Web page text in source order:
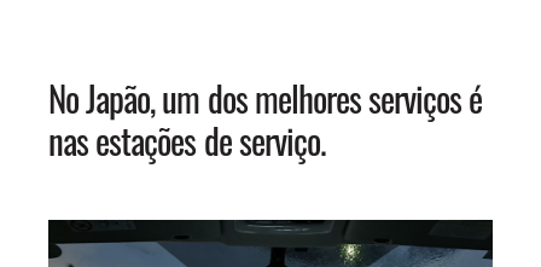
No Japão, um dos melhores serviços é
nas estações de serviço.